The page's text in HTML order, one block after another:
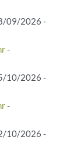
09/2026 -
-
10/2026 -
-
10/2026 -